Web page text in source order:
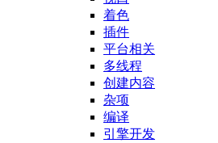
着色
插件
平台相关
多线程
创建内容
杂项
编译
引擎开发